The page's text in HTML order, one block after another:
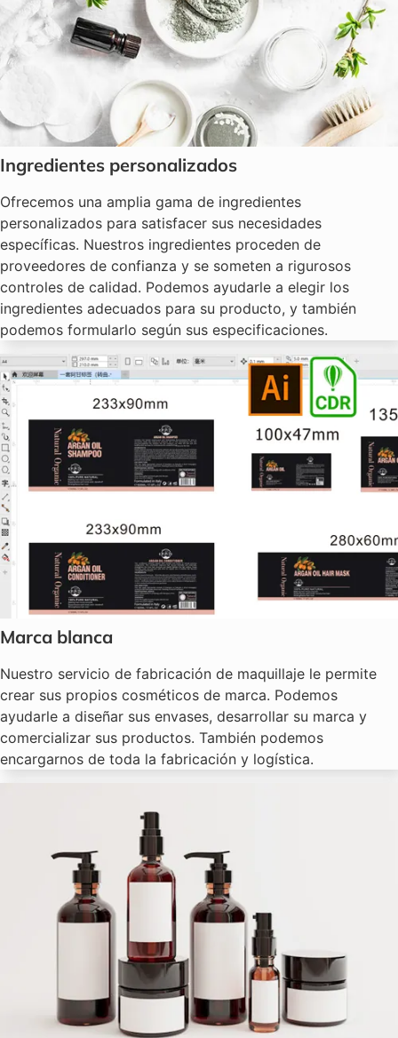
Ingredientes personalizados
Ofrecemos una amplia gama de ingredientes
personalizados para satisfacer sus necesidades
específicas. Nuestros ingredientes proceden de
proveedores de confianza y se someten a rigurosos
controles de calidad. Podemos ayudarle a elegir los
ingredientes adecuados para su producto, y también
podemos formularlo según sus especificaciones.
Marca blanca
Nuestro servicio de fabricación de maquillaje le permite
crear sus propios cosméticos de marca. Podemos
ayudarle a diseñar sus envases, desarrollar su marca y
comercializar sus productos. También podemos
encargarnos de toda la fabricación y logística.